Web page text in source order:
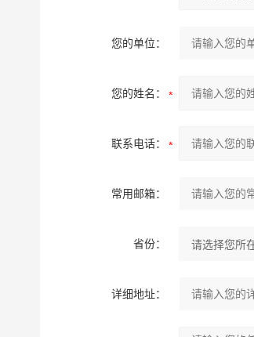
您的单位：
您的姓名：
联系电话：
常用邮箱：
省份：
详细地址：